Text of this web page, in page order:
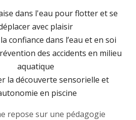
dans l'eau pour flotter et se
avec plaisir
confiance dans l’eau et en soi
des accidents en milieu
aquatique
la découverte sensorielle et
en piscine
repose sur une pédagogie